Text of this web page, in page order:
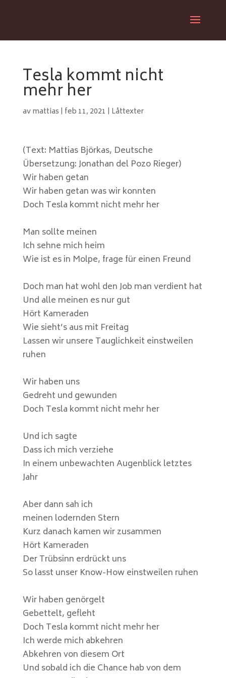
Tesla kommt nicht
mehr her
avmattias | feb 11, 2021 | Låttexter
(Text: Mattias Björkas, Deutsche
Übersetzung: Jonathan del Pozo Rieger)
Wir haben getan
Wir haben getan was wir konnten
Doch Tesla kommt nicht mehr her
Man sollte meinen
Ich sehne mich heim
Wie ist es in Molpe, frage für einen Freund
Doch man hat wohl den Job man verdient hat
Und alle meinen es nur gut
Hört Kameraden
Wie sieht’s aus mit Freitag
Lassen wir unsere Tauglichkeit einstweilen
ruhen
Wir haben uns
Gedreht und gewunden
Doch Tesla kommt nicht mehr her
Und ich sagte
Dass ich mich verziehe
In einem unbewachten Augenblick letztes
Jahr
Aber dann sah ich
meinen lodernden Stern
Kurz danach kamen wir zusammen
Hört Kameraden
Der Trübsinn erdrückt uns
So lasst unser Know-How einstweilen ruhen
Wir haben genörgelt
Gebettelt, gefleht
Doch Tesla kommt nicht mehr her
Ich werde mich abkehren
Abkehren von diesem Ort
Und sobald ich die Chance hab von dem